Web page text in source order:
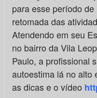
para esse período
retomada das
Atendendo em seu
no bairro da Vila
Paulo, a profissional
autoestima lá no alto
as dicas e o vídeo